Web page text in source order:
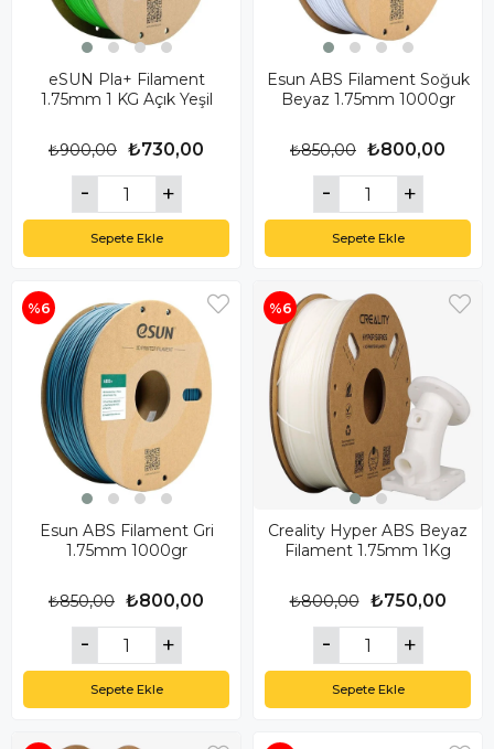
eSUN Pla+ Filament
1.75mm 1 KG Açık Yeşil
₺730,00
₺900,00
Sepete Ekle
Esun ABS Filament Soğuk
Beyaz 1.75mm 1000gr
₺800,00
₺850,00
Sepete Ekle
Esun ABS Filament Gri
1.75mm 1000gr
₺800,00
₺850,00
Sepete Ekle
%6
Creality Hyper ABS Beyaz
Filament 1.75mm 1Kg
₺750,00
₺800,00
Sepete Ekle
%6